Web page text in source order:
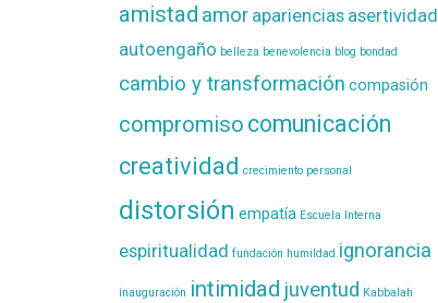
amistad amor apariencias asertividad
autoengaño belleza benevolencia blog bondad
cambio y transformación compasión
compromiso comunicación
creatividad crecimiento personal
distorsión empatía Escuela Interna
espiritualidad fundación humildad ignorancia
inauguración intimidad juventud Kabbalah